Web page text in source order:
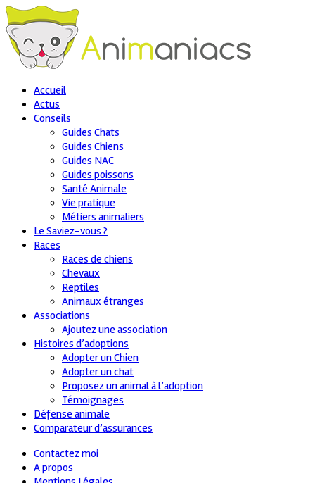
Accueil
Actus
Conseils
Guides Chats
Guides Chiens
Guides NAC
Guides poissons
Santé Animale
Vie pratique
Métiers animaliers
Le Saviez-vous ?
Races
Races de chiens
Chevaux
Reptiles
Animaux étranges
Associations
Ajoutez une association
Histoires d’adoptions
Adopter un Chien
Adopter un chat
Proposez un animal à l’adoption
Témoignages
Défense animale
Comparateur d’assurances
Contactez moi
A propos